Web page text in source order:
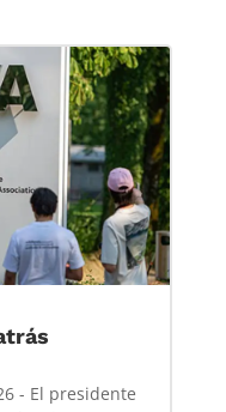
- El presidente